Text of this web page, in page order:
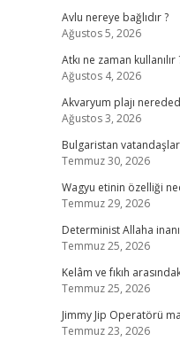
Avlu nereye bağlıdır ?
Ağustos 5, 2026
Atkı ne zaman kullanılır
Ağustos 4, 2026
Akvaryum plajı
Ağustos 3, 2026
Bulgaristan
Temmuz 30, 2026
Wagyu etinin özelliği
Temmuz 29, 2026
Determinist Allaha
Temmuz 25, 2026
Kelâm ve fıkıh
Temmuz 25, 2026
Jimmy Jip Operatörü
Temmuz 23, 2026